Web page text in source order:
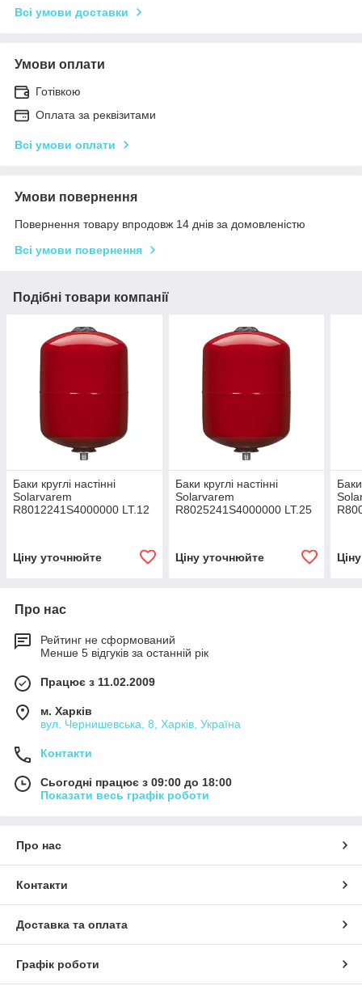
Всі умови доставки
Умови оплати
Готівкою
Оплата за реквізитами
Всі умови оплати
Умови повернення
Повернення товару впродовж 14 днів за домовленістю
Всі умови повернення
Подібні товари компанії
Баки круглі настінні
Solarvarem
R8012241S4000000 LT.12
Ціну уточнюйте
Баки круглі настінні
Solarvarem
R8025241S4000000 LT.25
Ціну уточнюйте
Баки
Про нас
Рейтинг не сформований
Менше 5 відгуків за останній рік
Працює з 11.02.2009
м. Харків
вул. Чернишевська, 8, Харків, Україна
Контакти
Сьогодні працює з 09:00 до 18:00
Показати весь графік роботи
Про нас
Контакти
Доставка та оплата
Графік роботи